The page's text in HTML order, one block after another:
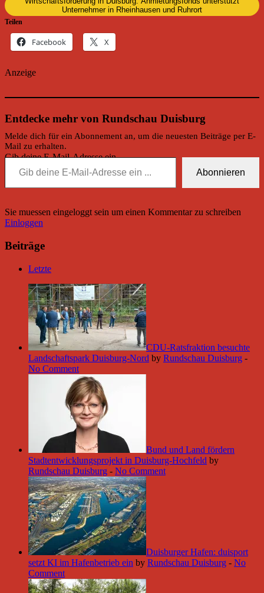
Unternehmer in Rheinhausen und Ruhrort
Teilen
Facebook X
Anzeige
Entdecke mehr von Rundschau Duisburg
Melde dich für ein Abonnement an, um die neuesten Beiträge per E-
Mail zu erhalten.
Gib deine E-Mail-Adresse ein ...
Abonnieren
Sie muessen eingeloggt sein um einen Kommentar zu schreiben
Einloggen
Beiträge
Letzte
CDU-Ratsfraktion besuchte
Landschaftspark Duisburg-Nord by Rundschau Duisburg -
No Comment
Bund und Land fördern
Stadtentwicklungsprojekt in Duisburg-Hochfeld by
Rundschau Duisburg - No Comment
Duisburger Hafen: duisport
setzt KI im Hafenbetrieb ein by Rundschau Duisburg - No
Comment